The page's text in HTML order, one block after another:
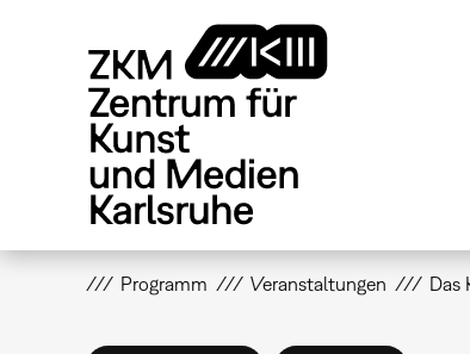
Programm Veranstaltungen Das